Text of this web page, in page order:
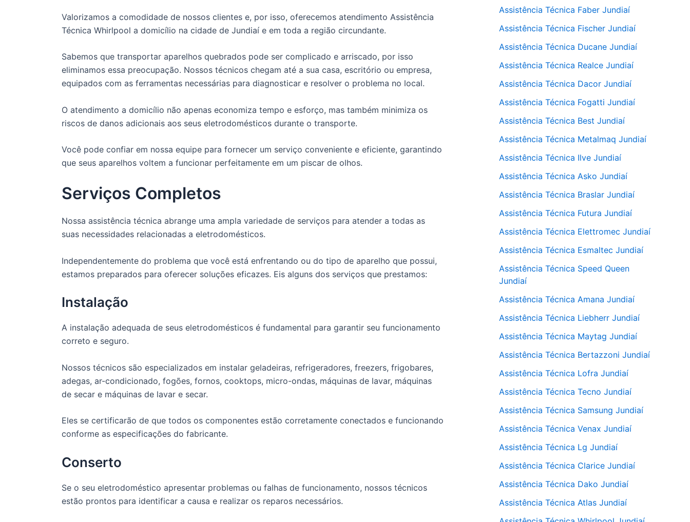
Valorizamos a comodidade de nossos clientes e, por isso, oferecemos atendimento Assistência
Técnica Whirlpool a domicílio na cidade de Jundiaí e em toda a região circundante.
Sabemos que transportar aparelhos quebrados pode ser complicado e arriscado, por isso
eliminamos essa preocupação. Nossos técnicos chegam até a sua casa, escritório ou empresa,
equipados com as ferramentas necessárias para diagnosticar e resolver o problema no local.
O atendimento a domicílio não apenas economiza tempo e esforço, mas também minimiza os
riscos de danos adicionais aos seus eletrodomésticos durante o transporte.
Você pode confiar em nossa equipe para fornecer um serviço conveniente e eficiente, garantindo
que seus aparelhos voltem a funcionar perfeitamente em um piscar de olhos.
Serviços Completos
Nossa assistência técnica abrange uma ampla variedade de serviços para atender a todas as
suas necessidades relacionadas a eletrodomésticos.
Independentemente do problema que você está enfrentando ou do tipo de aparelho que possui,
estamos preparados para oferecer soluções eficazes. Eis alguns dos serviços que prestamos:
Instalação
A instalação adequada de seus eletrodomésticos é fundamental para garantir seu funcionamento
correto e seguro.
Nossos técnicos são especializados em instalar geladeiras, refrigeradores, freezers, frigobares,
adegas, ar-condicionado, fogões, fornos, cooktops, micro-ondas, máquinas de lavar, máquinas
de secar e máquinas de lavar e secar.
Eles se certificarão de que todos os componentes estão corretamente conectados e funcionando
conforme as especificações do fabricante.
Conserto
Se o seu eletrodoméstico apresentar problemas ou falhas de funcionamento, nossos técnicos
estão prontos para identificar a causa e realizar os reparos necessários.
Assistência Técnica Faber Jundiaí
Assistência Técnica Fischer Jundiaí
Assistência Técnica Ducane Jundiaí
Assistência Técnica Realce Jundiaí
Assistência Técnica Dacor Jundiaí
Assistência Técnica Fogatti Jundiaí
Assistência Técnica Best Jundiaí
Assistência Técnica Metalmaq Jundiaí
Assistência Técnica Ilve Jundiaí
Assistência Técnica Asko Jundiaí
Assistência Técnica Braslar Jundiaí
Assistência Técnica Futura Jundiaí
Assistência Técnica Elettromec Jundiaí
Assistência Técnica Esmaltec Jundiaí
Assistência Técnica Speed Queen
Jundiaí
Assistência Técnica Amana Jundiaí
Assistência Técnica Liebherr Jundiaí
Assistência Técnica Maytag Jundiaí
Assistência Técnica Bertazzoni Jundiaí
Assistência Técnica Lofra Jundiaí
Assistência Técnica Tecno Jundiaí
Assistência Técnica Samsung Jundiaí
Assistência Técnica Venax Jundiaí
Assistência Técnica Lg Jundiaí
Assistência Técnica Clarice Jundiaí
Assistência Técnica Dako Jundiaí
Assistência Técnica Atlas Jundiaí